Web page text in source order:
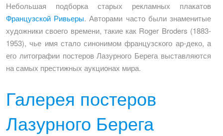
Небольшая подборка старых рекламных плакатов
Французской Ривьеры. Авторами часто были знаменитые
художники своего времени, такие как Roger Broders (1883-
1953), чье имя стало синонимом французского ар-деко, а
его литографии постеров Лазурного Берега выставляются
на самых престижных аукционах мира.
Галерея постеров
Лазурного Берега